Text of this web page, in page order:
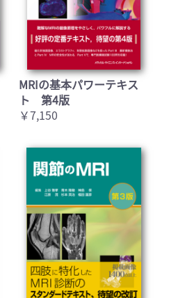
MRIの基本パワーテキス
ト 第4版
￥7,150